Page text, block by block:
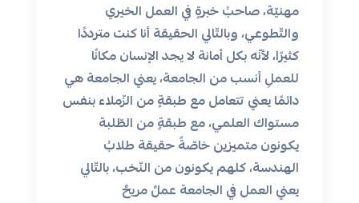
مهنيّة، صاحبُ خبرةٍ في العمل الخيري
والتّطوعي، وبالتّالي الحقيقة أنا كنت مترددًا
كثيرًا، لأنّه بكل أمانة لا يجد الإنسان مكانًا
للعملِ أنسب من الجامعة، يعني الجامعة هي
دائمًا يعني تتعامل مع طبقةٍ من الزّملاء بنفس
مستواك العلمي، مع طبقةٍ من الطّلبة
يكونون متميزين خاصّةً حقيقة طلابُ
الهندسة، كلهم يكونون من النّخب، بالتّالي
يعني العمل في الجامعة عملٌ مريحٌ